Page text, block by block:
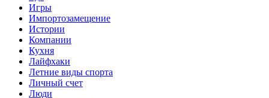
Игры
Импортозамещение
Истории
Компании
Кухня
Лайфхаки
Летние виды спорта
Личный счет
Люди